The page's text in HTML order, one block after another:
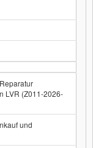
LVR (Z011-2026-
und